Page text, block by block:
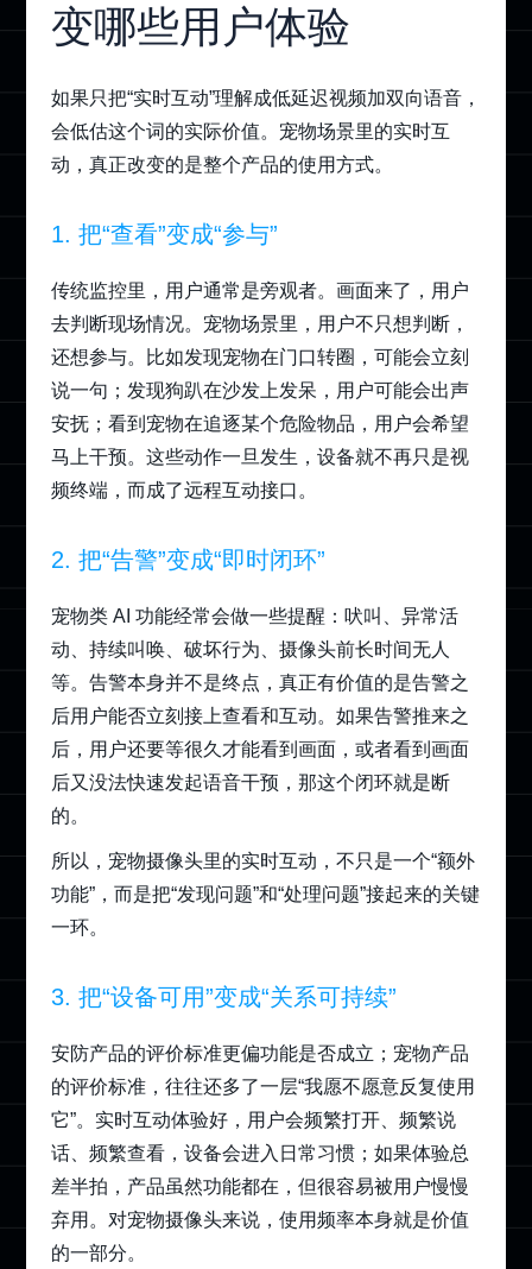
变哪些用户体验
如果只把“实时互动”理解成低延迟视频加双向语音，
会低估这个词的实际价值。宠物场景里的实时互
动，真正改变的是整个产品的使用方式。
1. 把“查看”变成“参与”
传统监控里，用户通常是旁观者。画面来了，用户
去判断现场情况。宠物场景里，用户不只想判断，
还想参与。比如发现宠物在门口转圈，可能会立刻
说一句；发现狗趴在沙发上发呆，用户可能会出声
安抚；看到宠物在追逐某个危险物品，用户会希望
马上干预。这些动作一旦发生，设备就不再只是视
频终端，而成了远程互动接口。
2. 把“告警”变成“即时闭环”
宠物类 AI 功能经常会做一些提醒：吠叫、异常活
动、持续叫唤、破坏行为、摄像头前长时间无人
等。告警本身并不是终点，真正有价值的是告警之
后用户能否立刻接上查看和互动。如果告警推来之
后，用户还要等很久才能看到画面，或者看到画面
后又没法快速发起语音干预，那这个闭环就是断
的。
所以，宠物摄像头里的实时互动，不只是一个“额外
功能”，而是把“发现问题”和“处理问题”接起来的关键
一环。
3. 把“设备可用”变成“关系可持续”
安防产品的评价标准更偏功能是否成立；宠物产品
的评价标准，往往还多了一层“我愿不愿意反复使用
它”。实时互动体验好，用户会频繁打开、频繁说
话、频繁查看，设备会进入日常习惯；如果体验总
差半拍，产品虽然功能都在，但很容易被用户慢慢
弃用。对宠物摄像头来说，使用频率本身就是价值
的一部分。